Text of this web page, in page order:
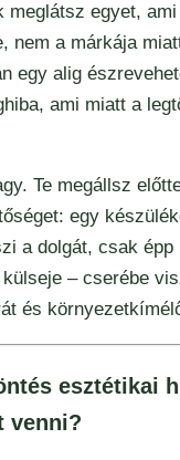
meglátsz egyet, ami
nem a márkája
egy alig
ami miatt a
Te megállsz
egy
a dolgát, csak épp
– cserébe
és
esztétikai
venni?